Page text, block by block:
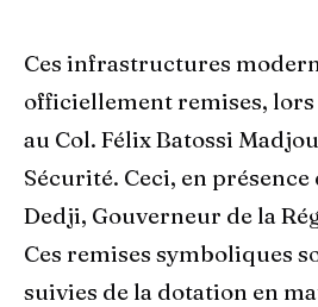
Ces infrastructures
officiellement remises,
au Col. Félix Batossi
Sécurité. Ceci, en
Dedji, Gouverneur de la
Ces remises symboliques
suivies de la dotation en